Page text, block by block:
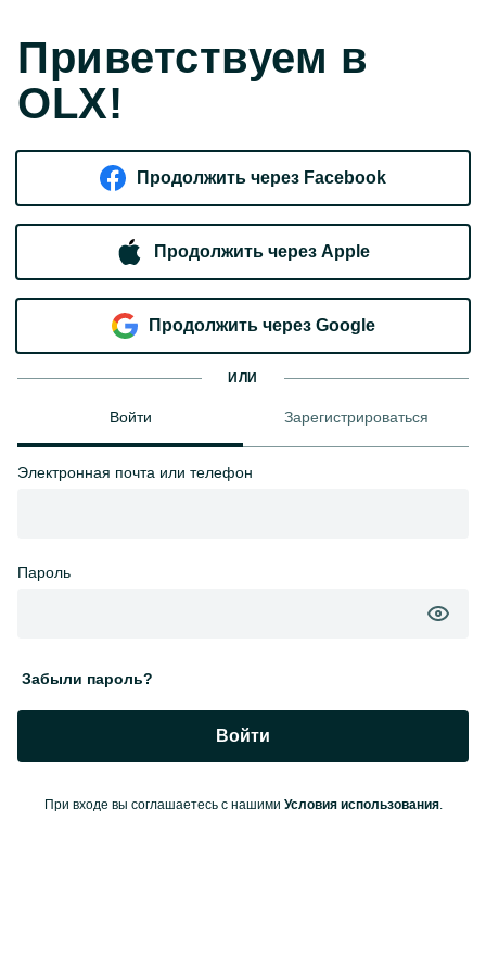
Приветствуем в
OLX!
Продолжить через Facebook
Продолжить через Apple
Продолжить через Google
ИЛИ
Войти Зарегистрироваться
Электронная почта или телефон
Пароль
Забыли пароль?
Войти
При входе вы соглашаетесь с нашими Условия использования.